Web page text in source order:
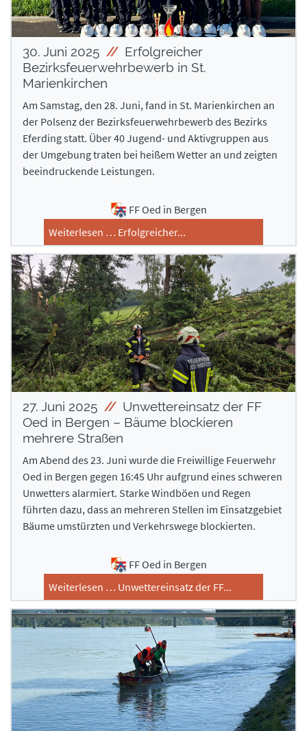
30. Juni 2025
Erfolgreicher
Bezirksfeuerwehrbewerb in St.
Marienkirchen
Am Samstag, den 28. Juni, fand in St. Marienkirchen an
der Polsenz der Bezirksfeuerwehrbewerb des Bezirks
Eferding statt. Über 40 Jugend- und Aktivgruppen aus
der Umgebung traten bei heißem Wetter an und zeigten
beeindruckende Leistungen.
FF Oed in Bergen
Weiterlesen … Erfolgreicher...
27. Juni 2025
Unwettereinsatz der FF
Oed in Bergen – Bäume blockieren
mehrere Straßen
Am Abend des 23. Juni wurde die Freiwillige Feuerwehr
Oed in Bergen gegen 16:45 Uhr aufgrund eines schweren
Unwetters alarmiert. Starke Windböen und Regen
führten dazu, dass an mehreren Stellen im Einsatzgebiet
Bäume umstürzten und Verkehrswege blockierten.
FF Oed in Bergen
Weiterlesen … Unwettereinsatz der FF...